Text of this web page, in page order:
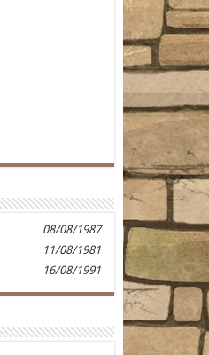
08/08/1987
11/08/1981
16/08/1991